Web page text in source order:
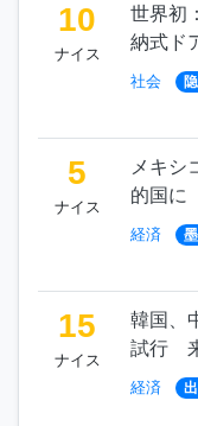
10
ナイス
世界初
納式ド
社会
5
ナイス
メキシ
的国に
経済
15
ナイス
韓国、
試行
経済